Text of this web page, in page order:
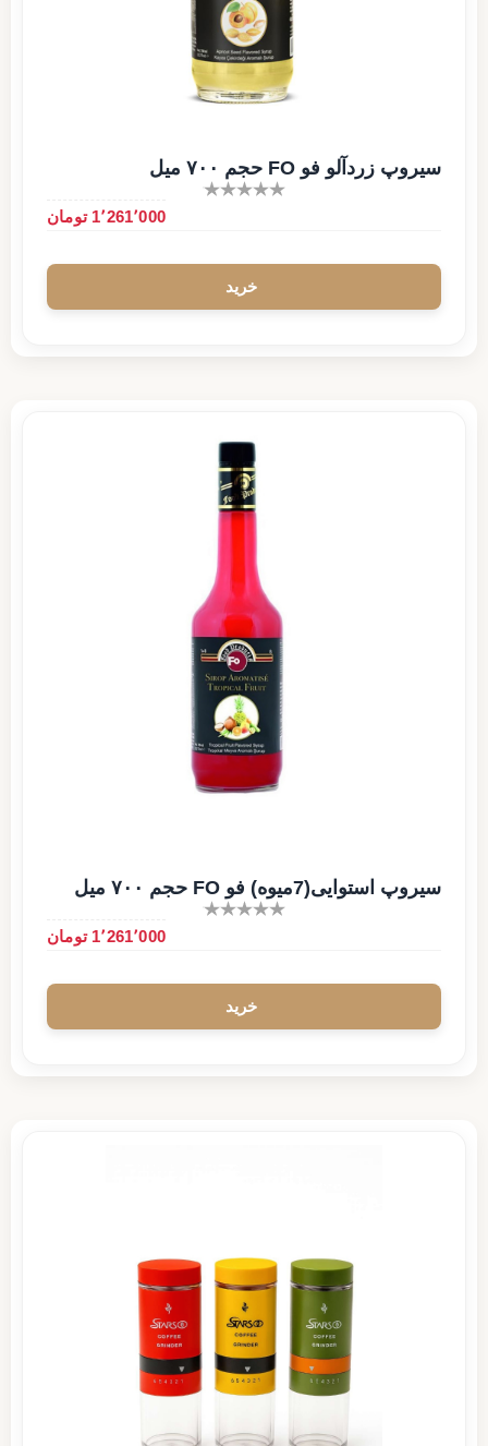
سیروپ زردآلو فو FO حجم ۷۰۰ میل
1٬261٬000 تومان
سیروپ استوایی(7میوه) فو FO حجم ۷۰۰ میل
1٬261٬000 تومان